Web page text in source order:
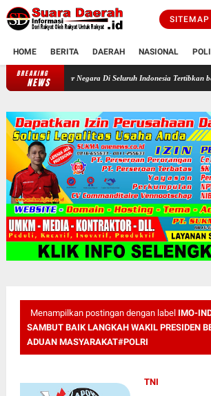
SITEMAP
HOME BERITA DAERAH NASIONAL
BREAKING
NEWS Profesor Minta Presiden RI Perintahkan
Menampilkan postingan dengan label IMO-
SAMBUT BAIK LANGKAH WAKIL PRESIDEN
ADUAN MASYARAKAT#POLRI
TNI